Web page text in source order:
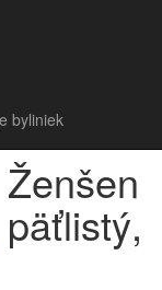
byliniek
pentaphyllum L.) /
Ženšen
päťlistý,